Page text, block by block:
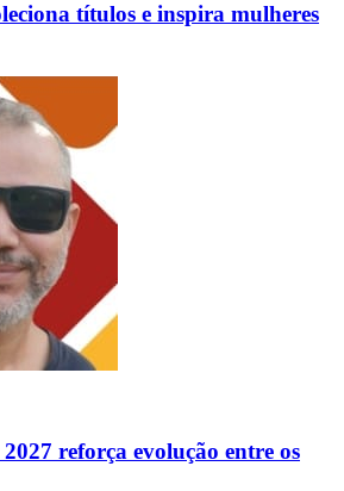
títulos e inspira mulheres
reforça evolução entre os